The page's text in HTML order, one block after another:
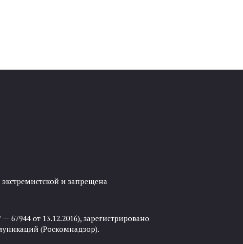
и запрещена
от 13.12.2016), зарегистрировано
(Роскомнадзор).